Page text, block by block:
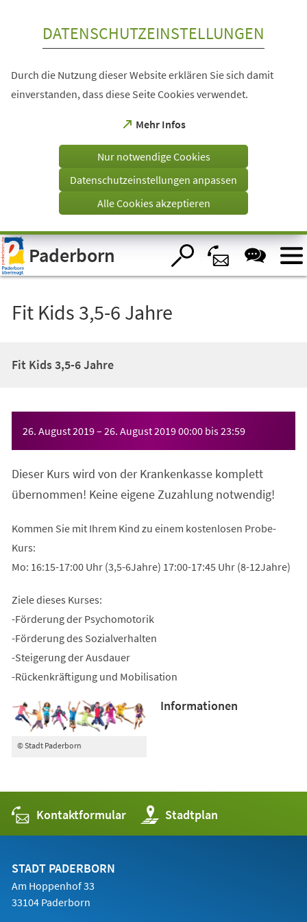
Visuelle
Assistenzsoftware
öffnen.
DATENSCHUTZEINSTELLUNGEN
Durch die Nutzung dieser Website erklären Sie sich damit
einverstanden, dass diese Seite Cookies verwendet.
Mehr Infos
(Öffnet
einem
Tab)
Nur notwendige Cookies
Datenschutzeinstellungen anpassen
Alle Cookies akzeptieren
Paderborn
Fit Kids 3,5-6 Jahre
Fit Kids 3,5-6 Jahre
26. August 2019– 26. August 201900:00 bis23:59
Dieser Kurs wird von der Krankenkasse komplett
übernommen! Keine eigene Zuzahlung notwendig!
Kommen Sie mit Ihrem Kind zu einem kostenlosen Probe-
Kurs:
Mo: 16:15-17:00 Uhr (3,5-6Jahre) 17:00-17:45 Uhr (8-12Jahre)
Ziele dieses Kurses:
-Förderung der Psychomotorik
-Förderung des Sozialverhalten
-Steigerung der Ausdauer
-Rückenkräftigung und Mobilisation
© Stadt Paderborn
Informationen
Kontaktformular Stadtplan
(Öffnet
in
einem
STADT PADERBORN
Am Hoppenhof 33
33104 Paderborn